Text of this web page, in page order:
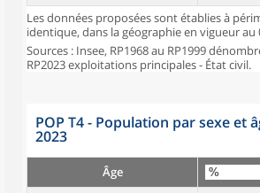
Les données proposées sont établies à
identique, dans la géographie en vigueur au
Sources : Insee, RP1968 au RP1999
RP2023 exploitations principales - État civil.
POP T4 - Population par sexe et
2023
Âge